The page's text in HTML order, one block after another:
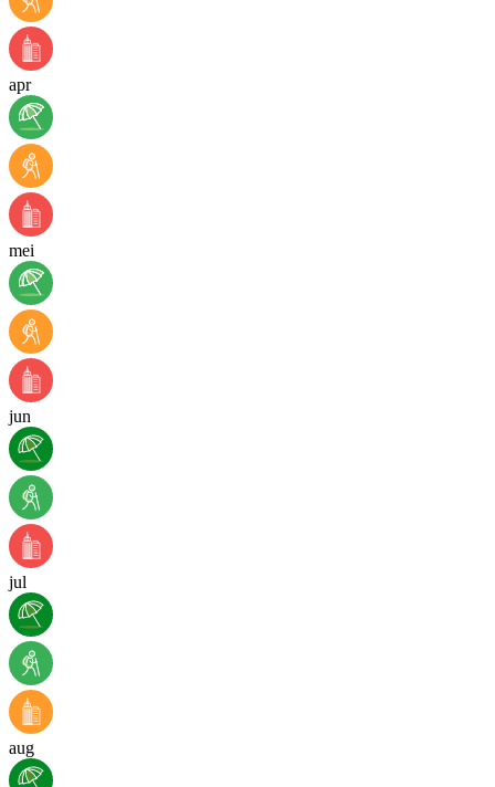
apr
mei
jun
jul
aug